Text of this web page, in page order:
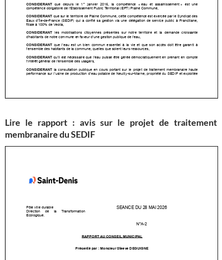
Lire le rapport : avis sur le projet de traitement
membranaire du SEDIF